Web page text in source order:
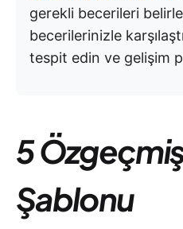
gerekli becerileri
becerilerinizle
tespit edin ve gelişim
5
Şablonu